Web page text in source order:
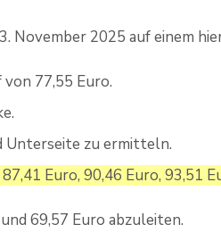
November 2025 auf einem
77,55 Euro.
Unterseite zu ermitteln.
Euro, 90,46 Euro, 93,51
69,57 Euro abzuleiten.